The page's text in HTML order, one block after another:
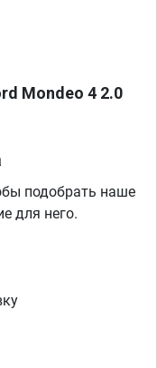
Mondeo 4 2.0
подобрать наше
для него.